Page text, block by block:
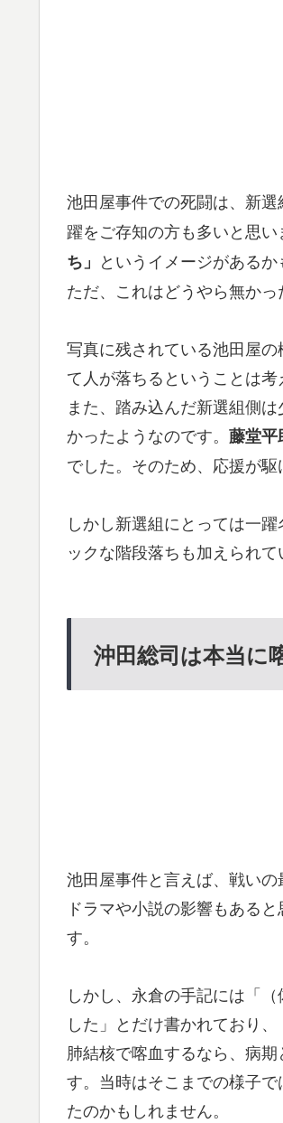
池田屋事件での死闘は、新
躍をご存知の方も多いと思
ち」 というイメージがあるか
ただ、これはどうやら無かっ
写真に残されている池田屋
て人が落ちるということは考
また、踏み込んだ新選組側
かったようなのです。 藤堂平
でした。そのため、応援が駆
しかし新選組にとっては一
ックな階段落ちも加えられて
沖田総司は本当に
池田屋事件と言えば、戦い
ドラマや小説の影響もある
す。
しかし、永倉の手記には「
した」とだけ書かれており
肺結核で喀血するなら、病
す。当時はそこまでの様子
たのかもしれません。